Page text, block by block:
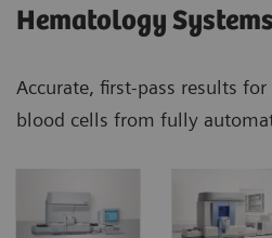
Hematology Systems
Accurate, first-pass results
blood cells from fully